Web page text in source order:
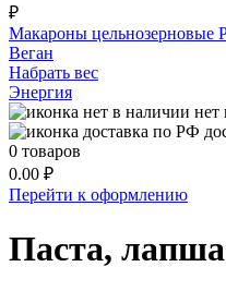
₽
Макароны цельнозерновые
Веган
Набрать вес
Энергия
нет
0 товаров
0.00 ₽
Перейти к оформлению
Паста,